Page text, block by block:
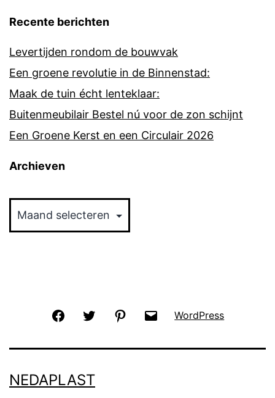
Recente berichten
Levertijden rondom de bouwvak
Een groene revolutie in de Binnenstad:
Maak de tuin écht lenteklaar:
Buitenmeubilair Bestel nú voor de zon schijnt
Een Groene Kerst en een Circulair 2026
Archieven
FacebookTwitter PinterestEmailWordPress
NEDAPLAST